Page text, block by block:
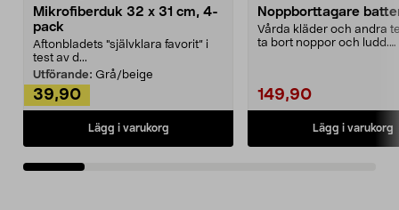
Mikrofiberduk 32 x 31 cm, 4-
pack
Aftonbladets "självklara favorit” i
test av d...
Utförande: Grå/beige
39,90
Lägg i varukorg
Noppborttagare
Vårda kläder och andra
ta bort noppor och ludd.
149,90
Lägg i varukorg